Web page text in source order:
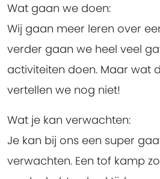
Wat gaan we doen:
Wij gaan meer leren over
verder gaan we heel veel
activiteiten doen. Maar wat
vertellen we nog niet!
Wat je kan verwachten:
Je kan bij ons een super
verwachten. Een tof kamp